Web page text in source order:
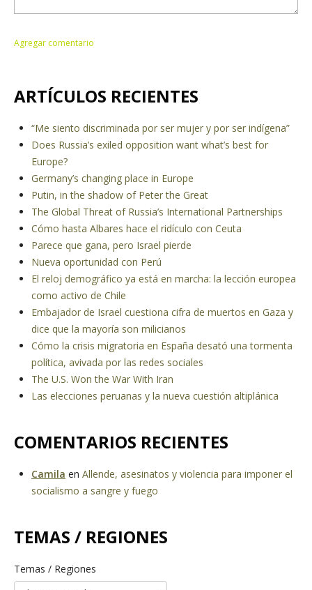
ARTÍCULOS RECIENTES
“Me siento discriminada por ser mujer y por ser indígena”
Does Russia’s exiled opposition want what’s best for
Europe?
Germany’s changing place in Europe
Putin, in the shadow of Peter the Great
The Global Threat of Russia’s International Partnerships
Cómo hasta Albares hace el ridículo con Ceuta
Parece que gana, pero Israel pierde
Nueva oportunidad con Perú
El reloj demográfico ya está en marcha: la lección europea
como activo de Chile
Embajador de Israel cuestiona cifra de muertos en Gaza y
dice que la mayoría son milicianos
Cómo la crisis migratoria en España desató una tormenta
política, avivada por las redes sociales
The U.S. Won the War With Iran
Las elecciones peruanas y la nueva cuestión altiplánica
COMENTARIOS RECIENTES
Camila en Allende, asesinatos y violencia para imponer el
socialismo a sangre y fuego
TEMAS / REGIONES
Temas / Regiones